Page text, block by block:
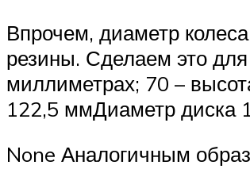
Впрочем, диаметр
резины. Сделаем это
миллиметрах; 70 –
122,5 ммДиаметр диска
None Аналогичным